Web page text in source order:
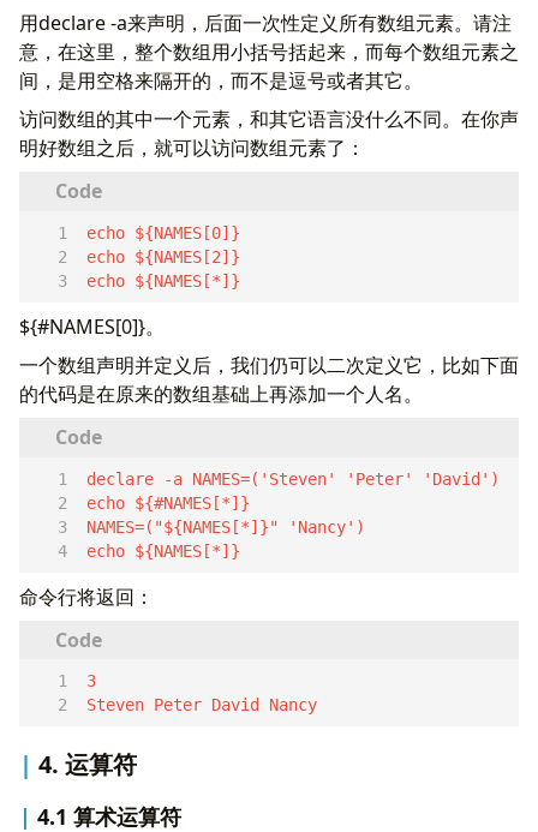
用declare -a来声明，后面一次性定义所有数组元素。请注
意，在这里，整个数组用小括号括起来，而每个数组元素之
间，是用空格来隔开的，而不是逗号或者其它。
访问数组的其中一个元素，和其它语言没什么不同。在你声
明好数组之后，就可以访问数组元素了：
echo ${NAMES[*]}
${#NAMES[0]}。
一个数组声明并定义后，我们仍可以二次定义它，比如下面
的代码是在原来的数组基础上再添加一个人名。
echo ${NAMES[*]}
命令行将返回：
Steven Peter David Nancy
4. 运算符
4.1 算术运算符